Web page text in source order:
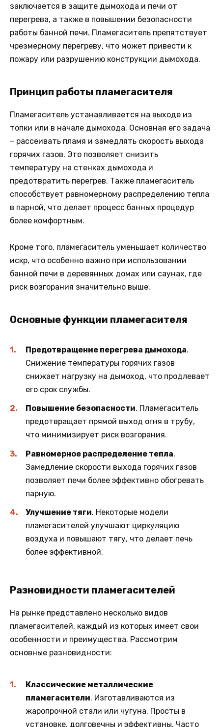
заключается в защите дымохода и печи от
перегрева, а также в повышении безопасности
работы банной печи. Пламегаситель препятствует
чрезмерному перегреву, что может привести к
пожару или разрушению конструкции дымохода.
Принцип работы пламегасителя
Пламегаситель устанавливается на выходе из
топки или в начале дымохода. Основная его задача
– рассеивать пламя и замедлять скорость выхода
горячих газов. Это позволяет снизить
температуру на стенках дымохода и
предотвратить перегрев. Также пламегаситель
способствует равномерному распределению тепла
в парной, что делает процесс банных процедур
более комфортным.
Кроме того, пламегаситель уменьшает количество
искр, что особенно важно при использовании
банной печи в деревянных домах или саунах, где
риск возгорания значительно выше.
Основные функции пламегасителя
Предотвращение перегрева дымохода.
Снижение температуры горячих газов
снижает нагрузку на дымоход, что продлевает
его срок службы.
Повышение безопасности. Пламегаситель
предотвращает прямой выход огня в трубу,
что минимизирует риск возгорания.
Равномерное распределение тепла.
Замедление скорости выхода горячих газов
позволяет печи более эффективно обогревать
парную.
Улучшение тяги. Некоторые модели
пламегасителей улучшают циркуляцию
воздуха и повышают тягу, что делает печь
более эффективной.
Разновидности пламегасителей
На рынке представлено несколько видов
пламегасителей, каждый из которых имеет свои
особенности и преимущества. Рассмотрим
основные разновидности:
Классические металлические
пламегасители. Изготавливаются из
жаропрочной стали или чугуна. Просты в
установке, долговечны и эффективны. Часто